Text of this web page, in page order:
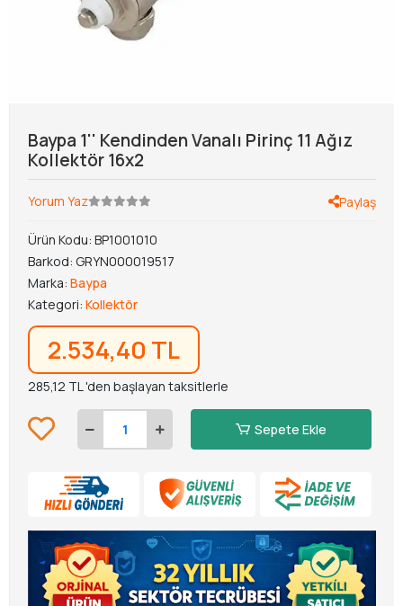
Baypa 1'' Kendinden Vanalı Pirinç 11 Ağız
Kollektör 16x2
Yorum Yaz Paylaş
Ürün Kodu: BP1001010
Barkod: GRYN000019517
Marka: Baypa
Kategori: Kollektör
2.534,40 TL
285,12 TL 'den başlayan taksitlerle
Sepete Ekle